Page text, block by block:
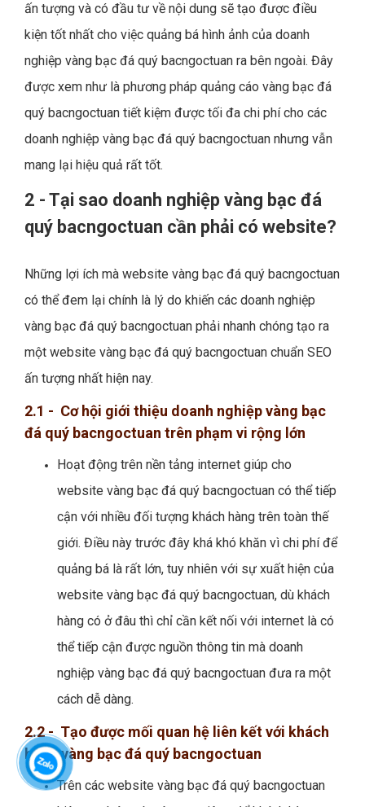
ấn tượng và có đầu tư về nội dung sẽ tạo được điều
kiện tốt nhất cho việc quảng bá hình ảnh của doanh
nghiệp vàng bạc đá quý bacngoctuan ra bên ngoài. Đây
được xem như là phương pháp quảng cáo vàng bạc đá
quý bacngoctuan tiết kiệm được tối đa chi phí cho các
doanh nghiệp vàng bạc đá quý bacngoctuan nhưng vẫn
mang lại hiệu quả rất tốt.
2 - Tại sao doanh nghiệp vàng bạc đá
quý bacngoctuan cần phải có website?
Những lợi ích mà website vàng bạc đá quý bacngoctuan
có thể đem lại chính là lý do khiến các doanh nghiệp
vàng bạc đá quý bacngoctuan phải nhanh chóng tạo ra
một website vàng bạc đá quý bacngoctuan chuẩn SEO
ấn tượng nhất hiện nay.
2.1 - Cơ hội giới thiệu doanh nghiệp vàng bạc
đá quý bacngoctuan trên phạm vi rộng lớn
Hoạt động trên nền tảng internet giúp cho
website vàng bạc đá quý bacngoctuan có thể tiếp
cận với nhiều đối tượng khách hàng trên toàn thế
giới. Điều này trước đây khá khó khăn vì chi phí để
quảng bá là rất lớn, tuy nhiên với sự xuất hiện của
website vàng bạc đá quý bacngoctuan, dù khách
hàng có ở đâu thì chỉ cần kết nối với internet là có
thể tiếp cận được nguồn thông tin mà doanh
nghiệp vàng bạc đá quý bacngoctuan đưa ra một
cách dễ dàng.
2.2 - Tạo được mối quan hệ liên kết với khách
hàng vàng bạc đá quý bacngoctuan
Trên các website vàng bạc đá quý bacngoctuan